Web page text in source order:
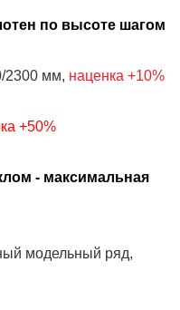
по высоте шагом
2300 мм, наценка +10%
+50%
- максимальная
модельный ряд,